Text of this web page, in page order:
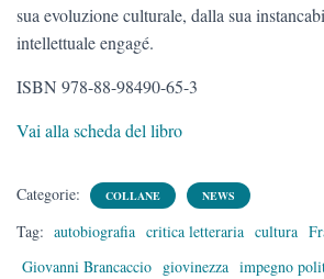
sua evoluzione culturale, dalla sua
intellettuale engagé.
ISBN 978-88-98490-65-3
Vai alla scheda del libro
Categorie: COLLANE NEWS
Tag: autobiografia critica letteraria cultura
Giovanni Brancaccio giovinezza impegno